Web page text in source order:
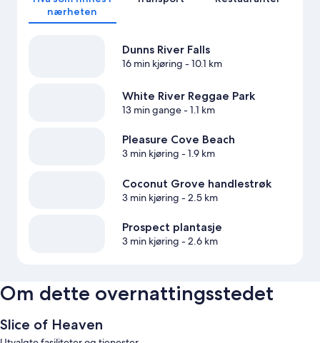
nærheten
Dunns River Falls
16 min kjøring - 10.1 km
White River Reggae Park
13 min gange- 1.1 km
Pleasure Cove Beach
3 min kjøring - 1.9 km
Coconut Grove handlestrøk
3 min kjøring - 2.5 km
Prospect plantasje
3 min kjøring - 2.6 km
Om dette overnattingsstedet
Slice of Heaven